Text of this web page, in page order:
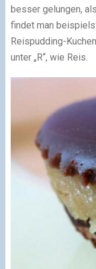
besser gelungen,
findet man
Reispudding-
unter „R“, wie Reis.